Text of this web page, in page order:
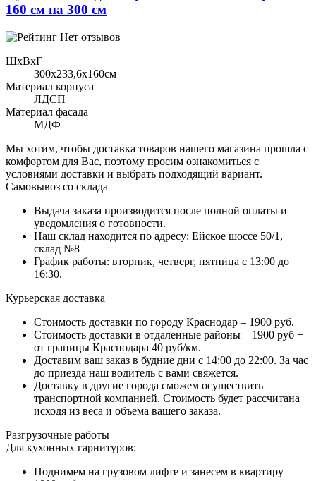
160 см на 300 см
Нет отзывов
ШхВхГ
300x233,6х160см
Материал корпуса
ЛДСП
Материал фасада
МДФ
Мы хотим, чтобы доставка товаров нашего магазина прошла с
комфортом для Вас, поэтому просим ознакомиться с
условиями доставки и выбрать подходящий вариант.
Самовывоз со склада
Выдача заказа производится после полной оплаты и
уведомления о готовности.
Наш склад находится по адресу: Ейское шоссе 50/1,
склад №8
График работы: вторник, четверг, пятница с 13:00 до
16:30.
Курьерская доставка
Стоимость доставки по городу Краснодар – 1900 руб.
Стоимость доставки в отдаленные районы – 1900 руб +
от границы Краснодара 40 руб/км.
Доставим ваш заказ в будние дни с 14:00 до 22:00. За час
до приезда наш водитель с вами свяжется.
Доставку в другие города сможем осуществить
транспортной компанией. Стоимость будет рассчитана
исходя из веса и объема вашего заказа.
Разгрузочные работы
Для кухонных гарнитуров:
Поднимем на грузовом лифте и занесем в квартиру –